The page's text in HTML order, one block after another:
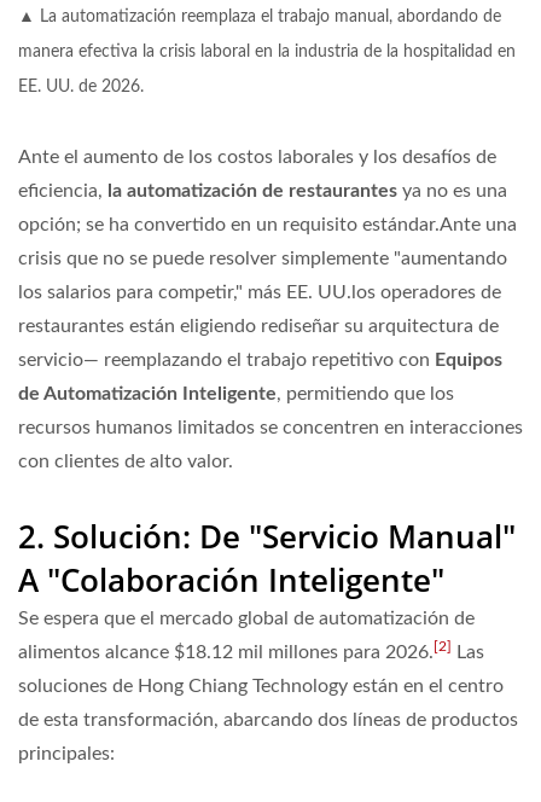
▲ La automatización reemplaza el trabajo manual, abordando de
manera efectiva la crisis laboral en la industria de la hospitalidad en
EE. UU. de 2026.
Ante el aumento de los costos laborales y los desafíos de
eficiencia, la automatización de restaurantes ya no es una
opción; se ha convertido en un requisito estándar.Ante una
crisis que no se puede resolver simplemente "aumentando
los salarios para competir," más EE. UU.los operadores de
restaurantes están eligiendo rediseñar su arquitectura de
servicio— reemplazando el trabajo repetitivo con Equipos
de Automatización Inteligente, permitiendo que los
recursos humanos limitados se concentren en interacciones
con clientes de alto valor.
2. Solución: De "Servicio Manual"
A "Colaboración Inteligente"
Se espera que el mercado global de automatización de
alimentos alcance $18.12 mil millones para 2026. [2]
Las
soluciones de Hong Chiang Technology están en el centro
de esta transformación, abarcando dos líneas de productos
principales: